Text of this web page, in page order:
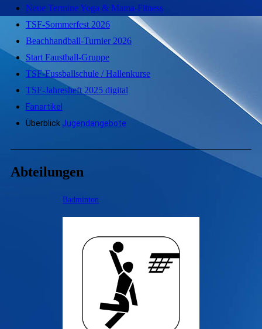
Neue Termine Yoga & Mama-Fitness
TSF-Sommerfest 2026
Beachhandball-Turnier 2026
Start Faustball-Gruppe
TSF-Fussballschule / Hallenkurse
TSF-Jahresheft 2025 digital
Fanartikel
Überblick Jugendangebote
Abteilungen
Badminton